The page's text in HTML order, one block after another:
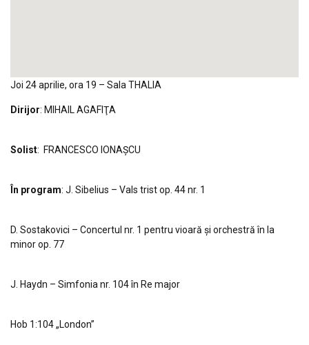
Joi 24 aprilie, ora 19 – Sala THALIA
Dirijor: MIHAIL AGAFIŢA
Solist: FRANCESCO IONAŞCU
În program: J. Sibelius – Vals trist op. 44 nr. 1
D. Sostakovici – Concertul nr. 1 pentru vioară şi orchestră în la
minor op. 77
J. Haydn – Simfonia nr. 104 în Re major
Hob 1:104 „London”